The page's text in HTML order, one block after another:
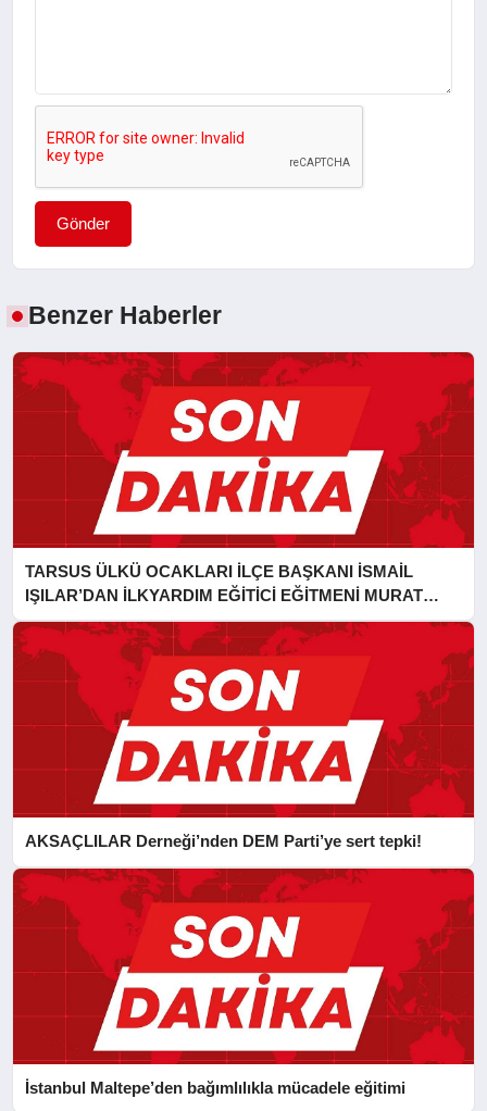
Gönder
Benzer Haberler
TARSUS ÜLKÜ OCAKLARI İLÇE BAŞKANI İSMAİL
IŞILAR’DAN İLKYARDIM EĞİTİCİ EĞİTMENİ MURAT
CAN FİDAN’A ZİYARET
AKSAÇLILAR Derneği’nden DEM Parti’ye sert tepki!
İstanbul Maltepe’den bağımlılıkla mücadele eğitimi